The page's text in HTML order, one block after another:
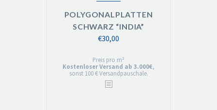
POLYGONALPLATTEN
SCHWARZ “INDIA”
€30,00
Preis pro m²
Kostenloser Versand ab 3.000€,
sonst 100 € Versandpauschale.